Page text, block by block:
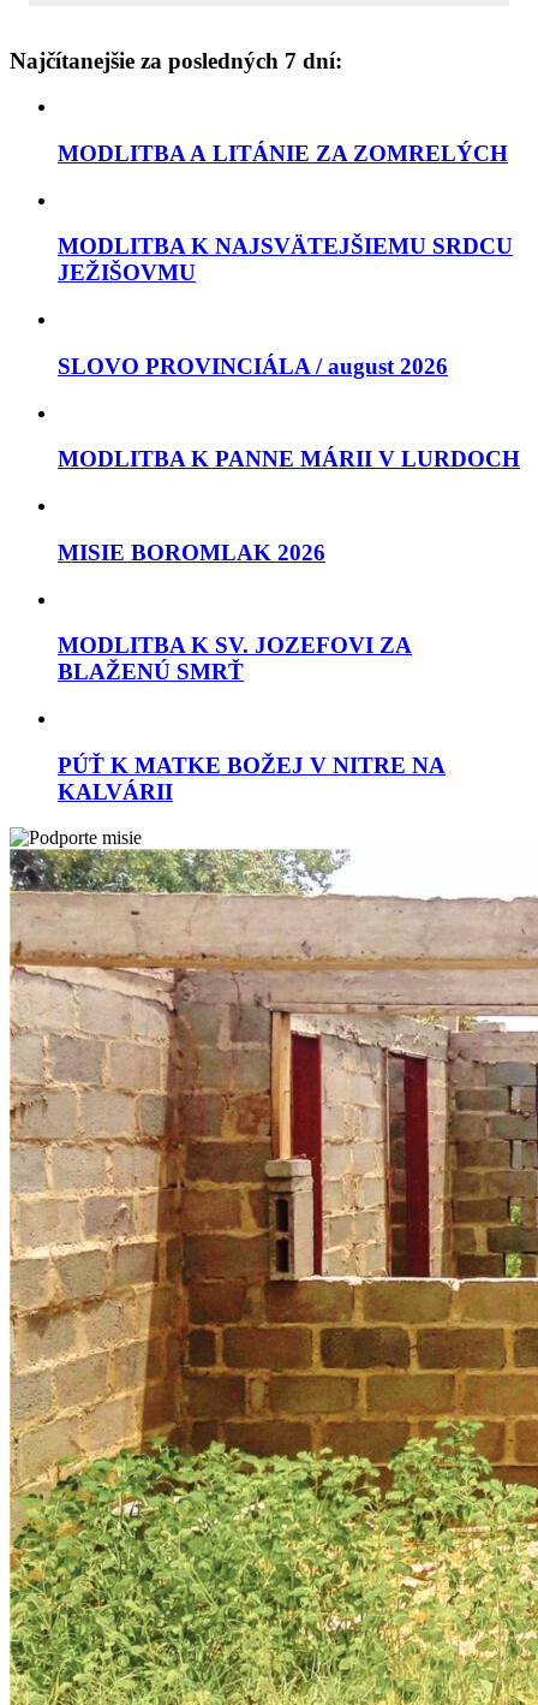
Najčítanejšie za posledných 7 dní:
MODLITBA A LITÁNIE ZA ZOMRELÝCH
MODLITBA K NAJSVÄTEJŠIEMU SRDCU
JEŽIŠOVMU
SLOVO PROVINCIÁLA / august 2026
MODLITBA K PANNE MÁRII V LURDOCH
MISIE BOROMLAK 2026
MODLITBA K SV. JOZEFOVI ZA
BLAŽENÚ SMRŤ
PÚŤ K MATKE BOŽEJ V NITRE NA
KALVÁRII